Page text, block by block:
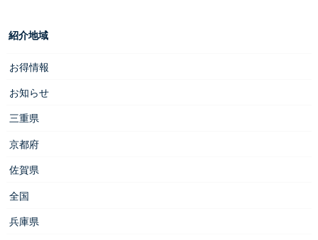
紹介地域
お得情報
お知らせ
三重県
京都府
佐賀県
全国
兵庫県